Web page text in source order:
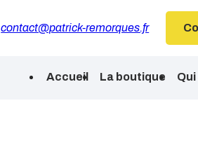
contact@patrick-remorques.fr
Accueil La boutique